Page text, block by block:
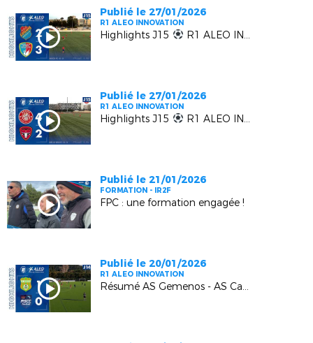
Publié le 27/01/2026
R1 ALEO INNOVATION
Highlights J15 R1 ALEO INNOVATION | EUGA Ardziv vs MGCB FC
Publié le 27/01/2026
R1 ALEO INNOVATION
Highlights J15 R1 ALEO INNOVATION | LUYNES vs FC BEAUSOLEIL
Publié le 21/01/2026
FORMATION - IR2F
FPC : une formation engagée !
Publié le 20/01/2026
R1 ALEO INNOVATION
Résumé AS Gemenos - AS Cagnes Le Cros : 1-0